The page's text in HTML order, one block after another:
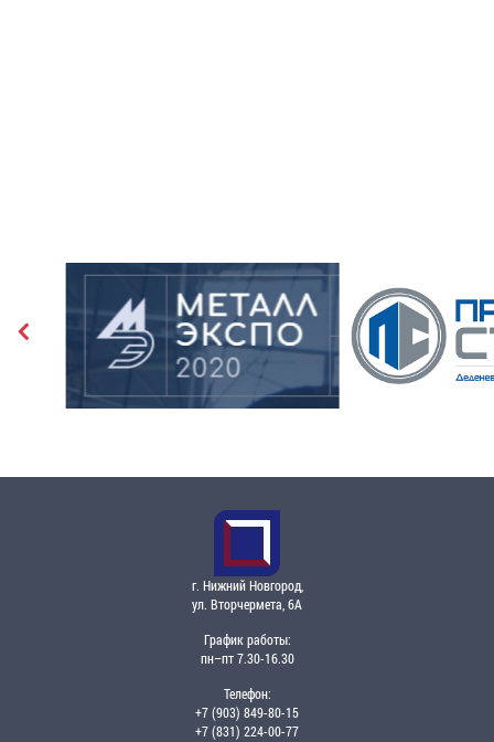
г. Нижний Новгород,
ул. Вторчермета, 6А
График работы:
пн–пт 7.30-16.30
Телефон:
+7 (903) 849-80-15
+7 (831) 224-00-77